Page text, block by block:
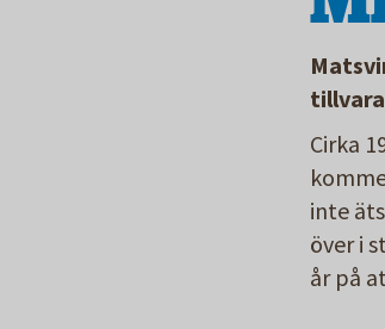
Cirka
inte
över i
år på